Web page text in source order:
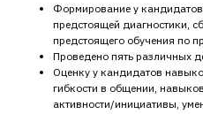
Формирование у
предстоящей диагностики,
предстоящего обучения по
Проведено пять различных
Оценку у кандидатов
гибкости в общении,
активности/инициативы,